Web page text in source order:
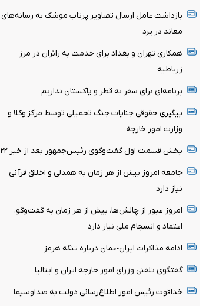
بازداشت عامل ارسال تصاویر پرتاب موشک به رسانه‌های
معاند در یزد
همکاری تهران و بغداد برای خدمت به زائران در مرز
زرباطیه
برنامه‌ای برای سفر به قطر و پاکستان نداریم
پیگیری حقوقی جنایات جنگ تحمیلی توسط مرکز وکلا و
وزارت امور خارجه
پخش قسمت اول گفت‌وگوی رئیس‌جمهور بعد از خبر ۲۲
جامعه امروز بیش از هر زمان به همدلی و اخلاق قرآنی
نیاز دارد
امروز عبور از چالش‌ها، بیش از هر زمان به گفت‌وگو،
اعتماد و انسجام ملی نیاز دارد
ادامه مذاکرات ایران-عمان درباره تنگه هرمز
گفتگوی تلفنی وزرای امور خارجه ایران و ایتالیا
خداقوت رئیس امور اطلاع‌رسانی دولت به صداوسیما